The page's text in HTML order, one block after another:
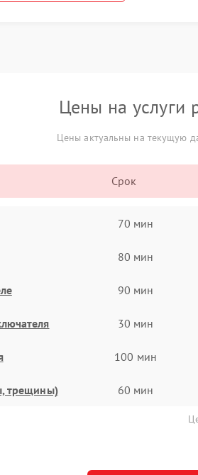
Цены на услуги
Цены актуальны на текущую
Срок
70 мин
80 мин
90 мин
30 мин
100 мин
трещины) 60 мин